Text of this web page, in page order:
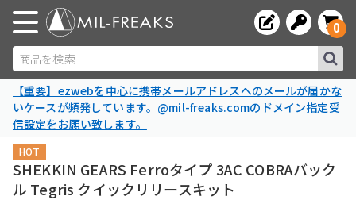
商品を検索
0
【重要】ezwebを中心に携帯メールアドレスへのメールが届かな
いケースが頻発しています。@mil-freaks.comのドメイン指定受
信設定をお願い致します。
HOT
SHEKKIN GEARS Ferroタイプ 3AC COBRAバック
ル Tegris クイックリリースキット